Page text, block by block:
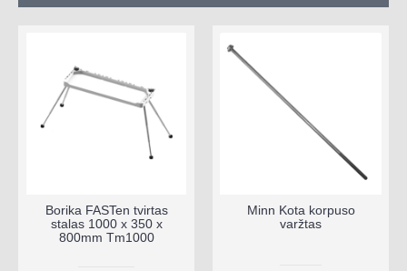
Borika FASTen tvirtas
stalas 1000 х 350 x
800mm Tm1000
Minn Kota korpuso
varžtas